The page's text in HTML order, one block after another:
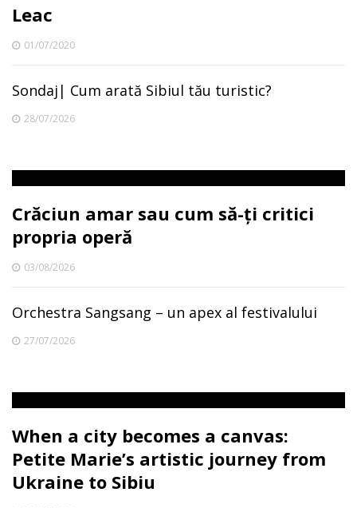
Leac
01/07/2020
Sondaj| Cum arată Sibiul tău turistic?
28/07/2026
Crăciun amar sau cum să-ți critici
propria operă
03/08/2026
Orchestra Sangsang – un apex al festivalului
27/07/2026
When a city becomes a canvas:
Petite Marie’s artistic journey from
Ukraine to Sibiu